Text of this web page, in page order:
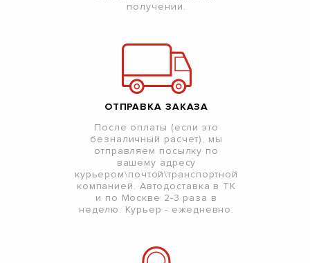
получении.
ОТПРАВКА ЗАКАЗА
После оплаты (если это
безналичный расчет), мы
отправляем посылку по
вашему адресу
курьером\почтой\транспортной
компанией. Автодоставка в ТК
и по Москве 2-3 раза в
неделю. Курьер - ежедневно.